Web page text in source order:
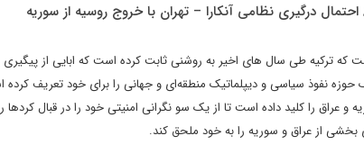
درگیری نظامی آنکارا – تهران با خروج روسیه از سوریه
که ترکیه طی سال های اخیر به روشنی ثابت کرده است که ابایی از پیگیری
حوزه نفوذ سیاسی و دیپلماتیک منطقه‌ای و جهانی را برای خود تعریف
و عراق را کلید داده است تا از یک سو نگرانی امنیتی خود را در قبال کردها
بخشی از عراق و سوریه را به خود ملحق کند.